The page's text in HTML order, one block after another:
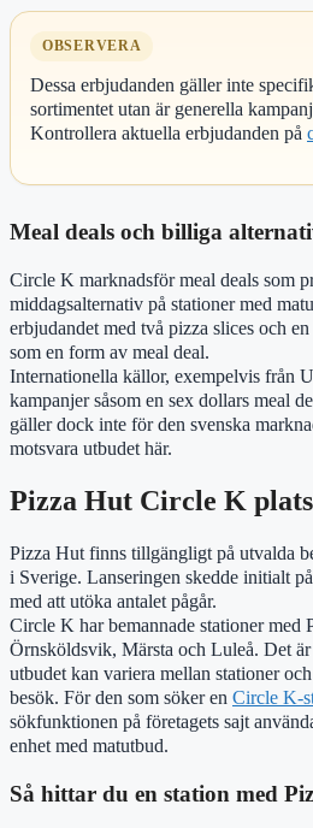
OBSERVERA
Dessa erbjudanden gäller inte
sortimentet utan är generella
Kontrollera aktuella erbjudanden på
Meal deals och billiga
Circle K marknadsför meal deals som
middagsalternativ på stationer med
erbjudandet med två pizza slices och
som en form av meal deal.
Internationella källor, exempelvis från
kampanjer såsom en sex dollars meal
gäller dock inte för den svenska
motsvara utbudet här.
Pizza Hut Circle K
Pizza Hut finns tillgängligt på utvalda
i Sverige. Lanseringen skedde initialt
med att utöka antalet pågår.
Circle K har bemannade stationer med
Örnsköldsvik, Märsta och Luleå. Det
utbudet kan variera mellan stationer
besök. För den som söker en Circle K-
sökfunktionen på företagets sajt
enhet med matutbud.
Så hittar du en station med